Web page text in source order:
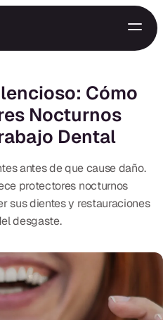
Cómo
Nocturnos
Dental
antes de que cause daño.
protectores nocturnos
sus dientes y restauraciones
desgaste.